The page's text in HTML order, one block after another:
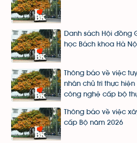
Danh sách Hội đồng
học Bách khoa Hà
Thông báo về việc
nhân chủ trì thực
công nghệ cấp bộ
Thông báo về việc
cấp Bộ năm 2026